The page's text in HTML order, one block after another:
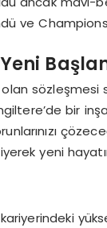
ve
olan
bir
yeni